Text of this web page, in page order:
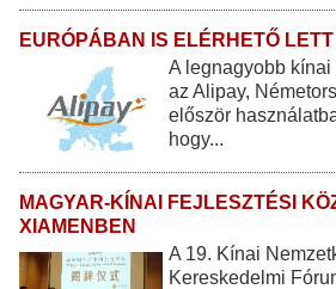
EURÓPÁBAN IS ELÉRHETŐ
A legnagyobb
az Alipay,
először
hogy...
MAGYAR-KÍNAI FEJLESZTÉSI
XIAMENBEN
A 19. Kínai
Kereskedelmi